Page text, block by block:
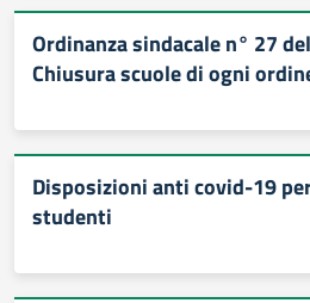
Ordinanza sindacale n° 27
Chiusura scuole di ogni
Disposizioni anti covid-19
studenti